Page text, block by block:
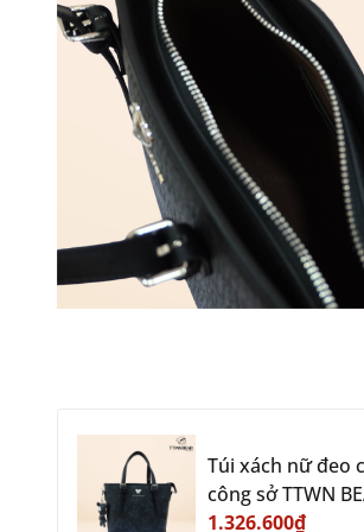
Túi xách nữ đeo
công sở TTWN
1.326.600₫